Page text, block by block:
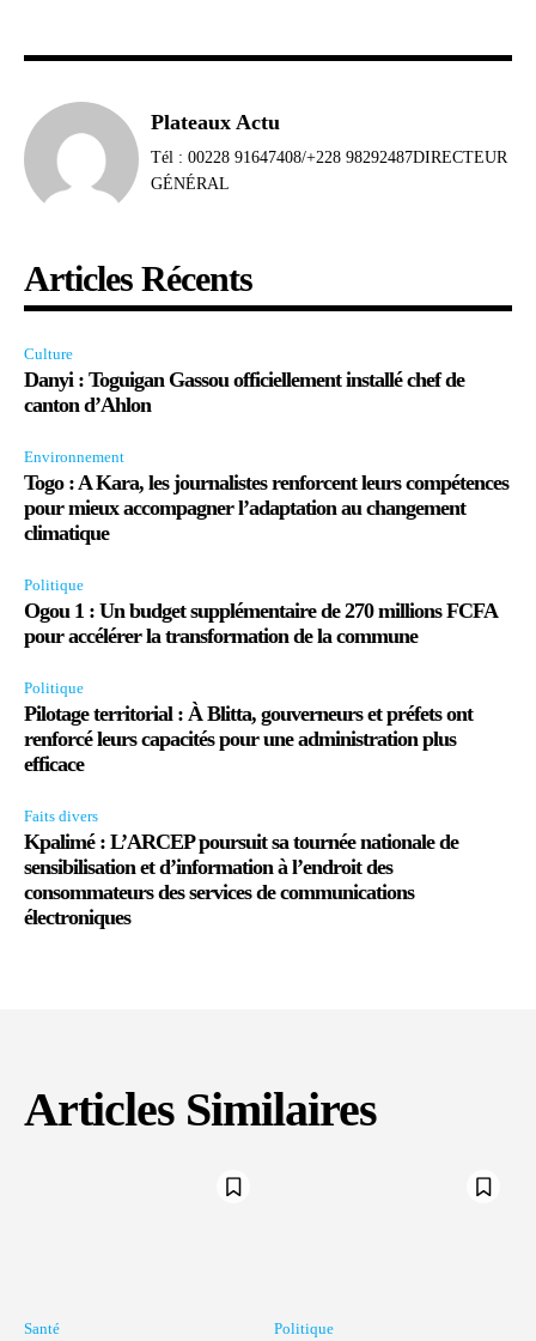
Plateaux Actu
Tél : 00228 91647408/+228 98292487DIRECTEUR
GÉNÉRAL
Articles Récents
Culture
Danyi : Toguigan Gassou officiellement installé chef de
canton d’Ahlon
Environnement
Togo : A Kara, les journalistes renforcent leurs compétences
pour mieux accompagner l’adaptation au changement
climatique
Politique
Ogou 1 : Un budget supplémentaire de 270 millions FCFA
pour accélérer la transformation de la commune
Politique
Pilotage territorial : À Blitta, gouverneurs et préfets ont
renforcé leurs capacités pour une administration plus
efficace
Faits divers
Kpalimé : L’ARCEP poursuit sa tournée nationale de
sensibilisation et d’information à l’endroit des
consommateurs des services de communications
électroniques
Articles Similaires
Santé Politique